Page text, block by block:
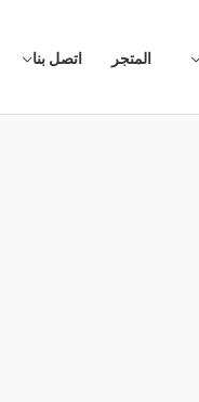
المتجر اتصل بنا